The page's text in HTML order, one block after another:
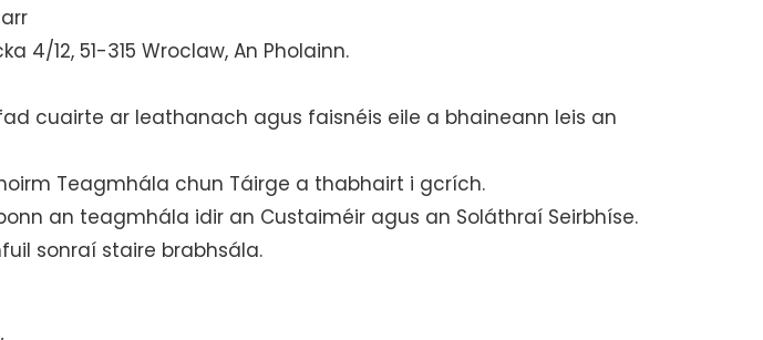
4/12, 51-315 Wroclaw, An Pholainn.
cuairte ar leathanach agus faisnéis eile a bhaineann leis an
Teagmhála chun Táirge a thabhairt i gcrích.
an teagmhála idir an Custaiméir agus an Soláthraí Seirbhíse.
sonraí staire brabhsála.